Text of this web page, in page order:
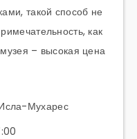
такой способ не
как
– высокая цена
Мухарес